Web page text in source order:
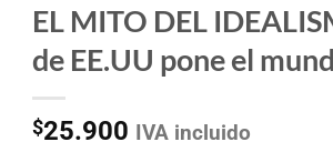
EL MITO DEL
de EE.UU pone el
$25.900 IVA incluido